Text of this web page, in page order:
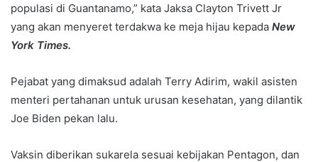
populasi di Guantanamo,” kata Jaksa Clayton Trivett Jr
yang akan menyeret terdakwa ke meja hijau kepada New
York Times.
Pejabat yang dimaksud adalah Terry Adirim, wakil asisten
menteri pertahanan untuk urusan kesehatan, yang dilantik
Joe Biden pekan lalu.
Vaksin diberikan sukarela sesuai kebijakan Pentagon, dan